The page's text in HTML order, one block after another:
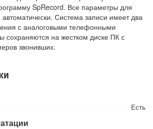
SpRecord. Все параметры для
автоматически. Система записи имеет два
с аналоговыми телефонными
сохраняются на жестком диске ПК с
звонивших.
Есть